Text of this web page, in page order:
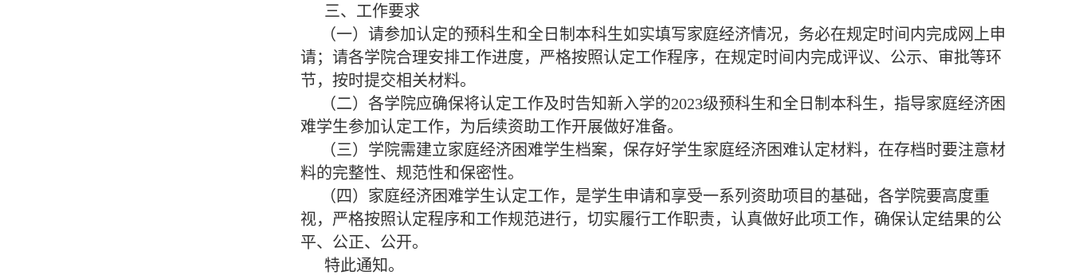
三、工作要求
（一）请参加认定的预科生和全日制本科生如实填写家庭经济情况，务必在规定时间内完成网上申
请；请各学院合理安排工作进度，严格按照认定工作程序，在规定时间内完成评议、公示、审批等环
节，按时提交相关材料。
（二）各学院应确保将认定工作及时告知新入学的2023级预科生和全日制本科生，指导家庭经济困
难学生参加认定工作，为后续资助工作开展做好准备。
（三）学院需建立家庭经济困难学生档案，保存好学生家庭经济困难认定材料，在存档时要注意材
料的完整性、规范性和保密性。
（四）家庭经济困难学生认定工作，是学生申请和享受一系列资助项目的基础，各学院要高度重
视，严格按照认定程序和工作规范进行，切实履行工作职责，认真做好此项工作，确保认定结果的公
平、公正、公开。
特此通知。